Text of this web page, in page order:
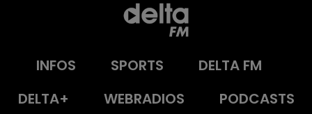
INFOS SPORTS
DELTA FM
DELTA+
WEBRADIOS PODCASTS